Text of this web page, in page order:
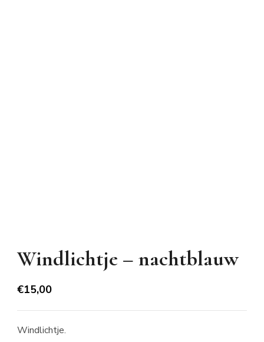
Windlichtje – nachtblauw
€15,00
Windlichtje.